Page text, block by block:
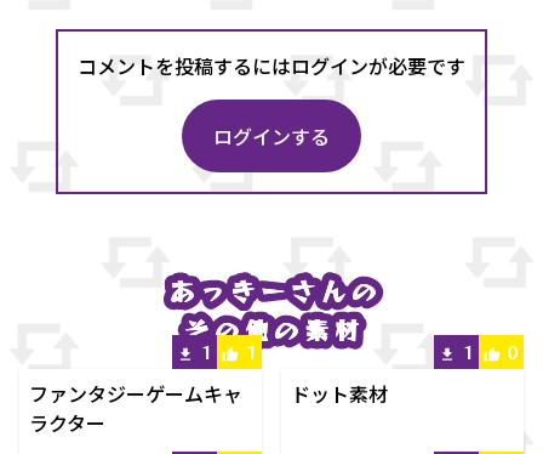
コメントを投稿するにはログインが必要です
ログインする
あっきー さんの
あっきー さんの
その他の素材
その他の素材
1 1
ファンタジーゲームキャ
ラクター
1 0
ドット素材